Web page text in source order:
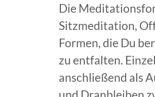
Die
Sitzmeditation,
Formen, die Du
zu entfalten.
anschließend als